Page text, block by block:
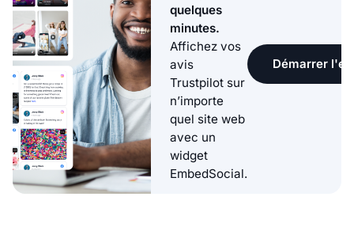
quelques
minutes.
Affichez vos
avis
Trustpilot sur
n’importe
quel site web
avec un
widget
EmbedSocial.
Démarrer